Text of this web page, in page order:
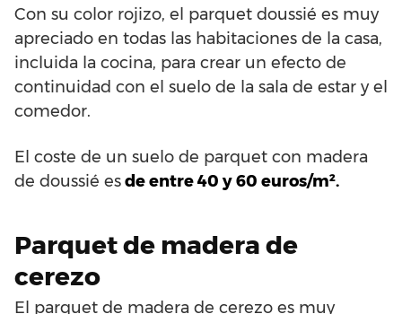
Con su color rojizo, el parquet doussié es muy
apreciado en todas las habitaciones de la casa,
incluida la cocina, para crear un efecto de
continuidad con el suelo de la sala de estar y el
comedor.
El coste de un suelo de parquet con madera
de doussié esde entre 40 y 60 euros/m².
Parquet de madera de
cerezo
El parquet de madera de cerezo es muy